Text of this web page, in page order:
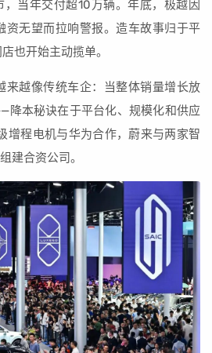
当年交付超10万辆。年底，极越因
资无望而拉响警报。造车故事归于平
也开始主动揽单。
来越像传统车企：当整体销量增长放
降本秘诀在于平台化、规模化和供应
增程电机与华为合作，蔚来与两家智
建合资公司。